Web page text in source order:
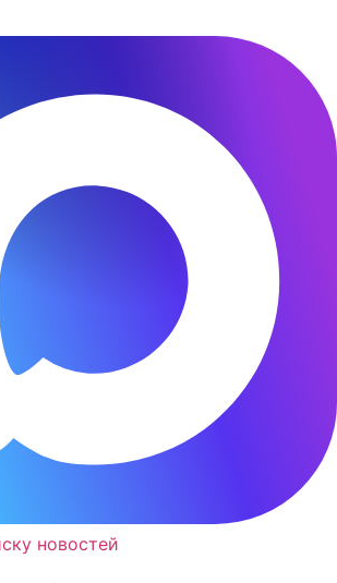
новостей